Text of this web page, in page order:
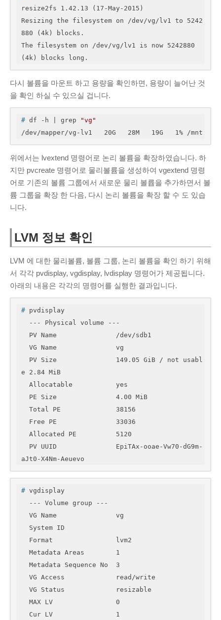
resize2fs 1.42.13 (17-May-2015)
Resizing the filesystem on /dev/vg/lv1 to 5242
880 (4k) blocks.
The filesystem on /dev/vg/lv1 is now 5242880
(4k) blocks long.
다시 볼륨을 마운트 하고 용량을 확인하면, 용량이 늘어난 것
을 확인 하실 수 있으실 겁니다.
# df -h | grep
"vg"
/dev/mapper/vg-lv1   20G   28M   19G   1% /mnt
위에서는 lvextend 명령어로 논리 볼륨을 확장하였습니다. 하
지만 pvcreate 명령어로 물리볼륨을 생성하여 vgextend 명령
어로 기존의 볼륨 그룹에서 새로운 물리 볼륩을 추가하면서 볼
륨 그룹을 확장 한 다음, 다시 논리 볼륨을 확장 할 수 도 있습
니다.
LVM 정보 확인
LVM 에 대한 물리볼륨, 볼륨 그룹, 논리 볼륨을 확인 하기 위해
서 각각 pvdisplay, vgdisplay, lvdisplay 명령어가 제공됩니다.
아래의 내용은 각각의 명령어를 실행한 결과입니다.
# pvdisplay
e 2.84 MiB
aJt0-X4Nm-Aeuevo
# vgdisplay